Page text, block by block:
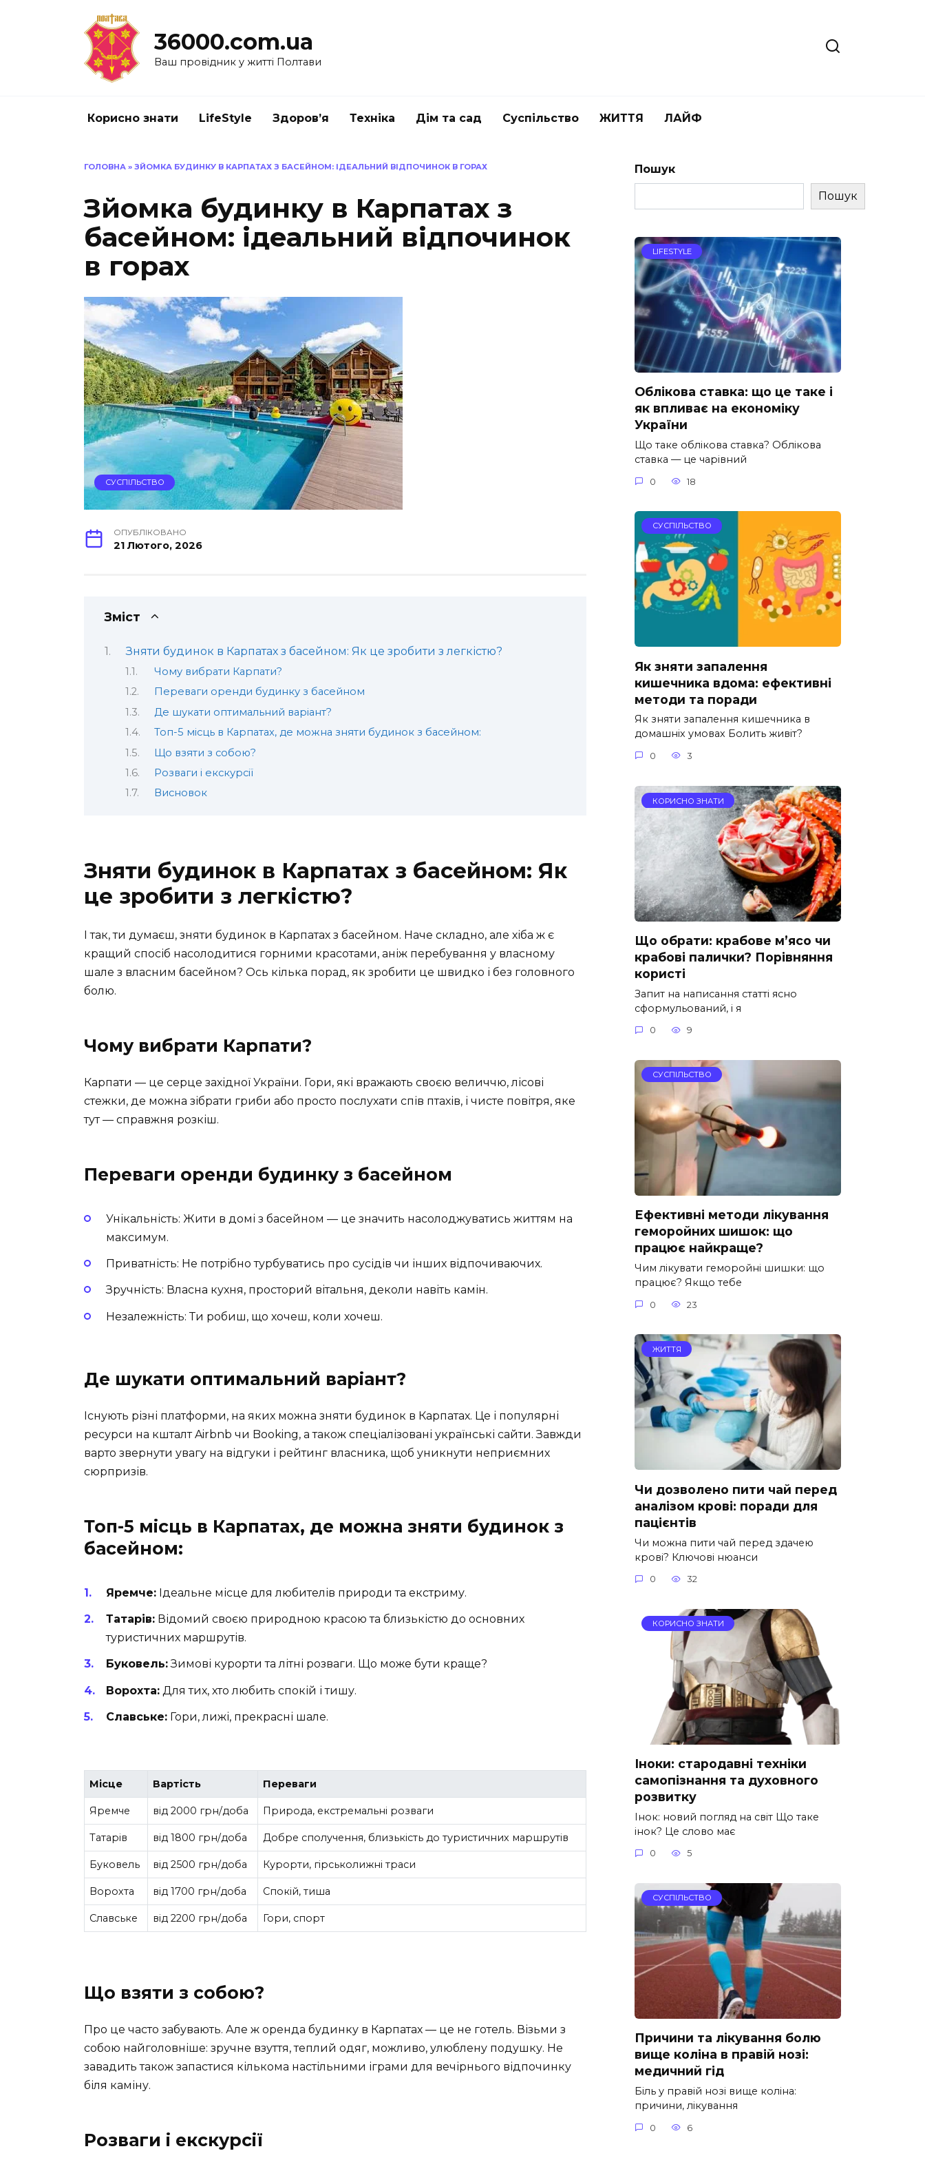
36000.com.ua
Ваш провідник у житті Полтави
Корисно знати LifeStyle Здоров’я Техніка Дім та сад Суспільство ЖИТТЯ ЛАЙФ
ГОЛОВНА » ЗЙОМКА БУДИНКУ В КАРПАТАХ З БАСЕЙНОМ: ІДЕАЛЬНИЙ ВІДПОЧИНОК В ГОРАХ
Зйомка будинку в Карпатах з
басейном: ідеальний відпочинок
в горах
СУСПІЛЬСТВО
ОПУБЛІКОВАНО
21 Лютого, 2026
Зміст
Зняти будинок в Карпатах з басейном: Як це зробити з легкістю?
Чому вибрати Карпати?
Переваги оренди будинку з басейном
Де шукати оптимальний варіант?
Топ-5 місць в Карпатах, де можна зняти будинок з басейном:
Що взяти з собою?
Розваги і екскурсії
Висновок
Зняти будинок в Карпатах з басейном: Як
це зробити з легкістю?
І так, ти думаєш, зняти будинок в Карпатах з басейном. Наче складно, але хіба ж є
кращий спосіб насолодитися горними красотами, аніж перебування у власному
шале з власним басейном? Ось кілька порад, як зробити це швидко і без головного
болю.
Чому вибрати Карпати?
Карпати — це серце західної України. Гори, які вражають своєю величчю, лісові
стежки, де можна зібрати гриби або просто послухати спів птахів, і чисте повітря, яке
тут — справжня розкіш.
Переваги оренди будинку з басейном
Унікальність: Жити в домі з басейном — це значить насолоджуватись життям на
максимум.
Приватність: Не потрібно турбуватись про сусідів чи інших відпочиваючих.
Зручність: Власна кухня, просторий вітальня, деколи навіть камін.
Незалежність: Ти робиш, що хочеш, коли хочеш.
Де шукати оптимальний варіант?
Існують різні платформи, на яких можна зняти будинок в Карпатах. Це і популярні
ресурси на кшталт Airbnb чи Booking, а також спеціалізовані українські сайти. Завжди
варто звернути увагу на відгуки і рейтинг власника, щоб уникнути неприємних
сюрпризів.
Топ-5 місць в Карпатах, де можна зняти будинок з
басейном:
Яремче: Ідеальне місце для любителів природи та екстриму.
Татарів: Відомий своєю природною красою та близькістю до основних
туристичних маршрутів.
Буковель:Зимові курорти та літні розваги. Що може бути краще?
Ворохта: Для тих, хто любить спокій і тишу.
Славське: Гори, лижі, прекрасні шале.
Місце Вартість Переваги
Яремче від 2000 грн/доба Природа, екстремальні розваги
Татарів від 1800 грн/доба Добре сполучення, близькість до туристичних маршрутів
Буковель від 2500 грн/доба Курорти, гірськолижні траси
Ворохта від 1700 грн/доба Спокій, тиша
Славське від 2200 грн/доба Гори, спорт
Що взяти з собою?
Про це часто забувають. Але ж оренда будинку в Карпатах — це не готель. Візьми з
собою найголовніше: зручне взуття, теплий одяг, можливо, улюблену подушку. Не
завадить також запастися кількома настільними іграми для вечірнього відпочинку
біля каміну.
Розваги і екскурсії
Пошук
Пошук
LIFESTYLE
Облікова ставка: що це таке і
як впливає на економіку
України
Що таке облікова ставка? Облікова
ставка — це чарівний
0 18
СУСПІЛЬСТВО
Як зняти запалення
кишечника вдома: ефективні
методи та поради
Як зняти запалення кишечника в
домашніх умовах Болить живіт?
0 3
КОРИСНО ЗНАТИ
Що обрати: крабове м’ясо чи
крабові палички? Порівняння
користі
Запит на написання статті ясно
сформульований, і я
0 9
СУСПІЛЬСТВО
Ефективні методи лікування
геморойних шишок: що
працює найкраще?
Чим лікувати геморойні шишки: що
працює? Якщо тебе
0 23
ЖИТТЯ
Чи дозволено пити чай перед
аналізом крові: поради для
пацієнтів
Чи можна пити чай перед здачею
крові? Ключові нюанси
0 32
КОРИСНО ЗНАТИ
Іноки: стародавні техніки
самопізнання та духовного
розвитку
Інок: новий погляд на світ Що таке
інок? Це слово має
0 5
СУСПІЛЬСТВО
Причини та лікування болю
вище коліна в правій нозі:
медичний гід
Біль у правій нозі вище коліна:
причини, лікування
0 6